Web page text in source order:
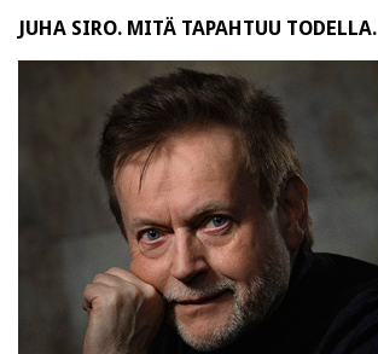
JUHA SIRO. MITÄ TAPAHTUU TODELLA.